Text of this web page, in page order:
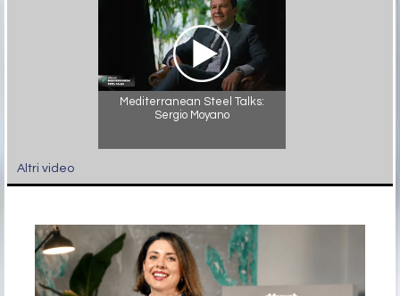
Mediterranean Steel Talks:
Sergio Moyano
Altri video